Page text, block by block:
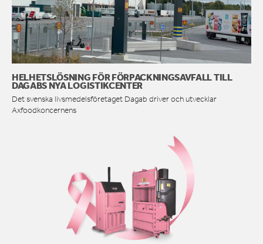
HELHETSLÖSNING FÖR FÖRPACKNINGSAVFALL TILL
DAGABS NYA LOGISTIKCENTER
Det svenska livsmedelsföretaget Dagab driver och utvecklar
Axfoodkoncernens